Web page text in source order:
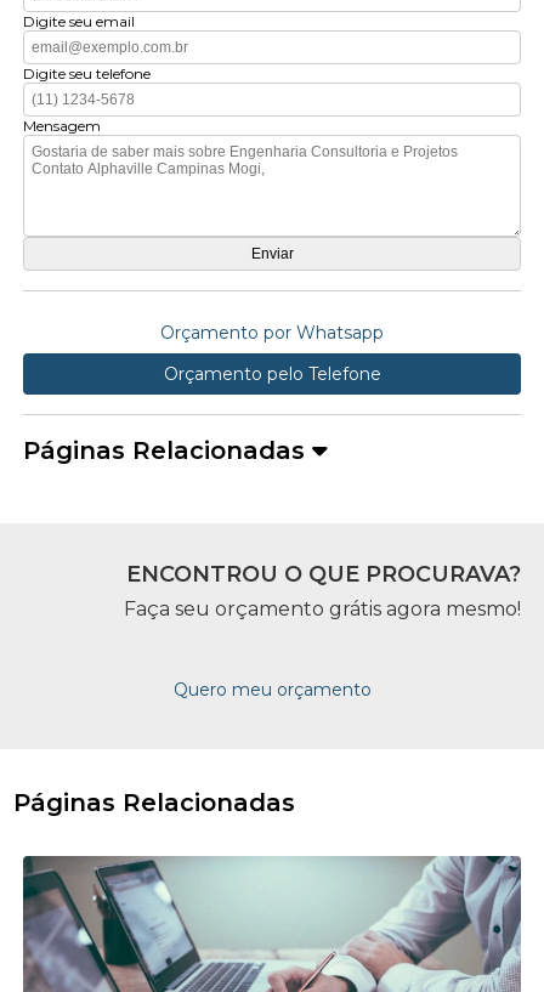
Digite seu email
Digite seu telefone
Mensagem
Orçamento por Whatsapp
Orçamento pelo Telefone
Páginas Relacionadas
ENCONTROU O QUE PROCURAVA?
Faça seu orçamento grátis agora mesmo!
Quero meu orçamento
Páginas Relacionadas